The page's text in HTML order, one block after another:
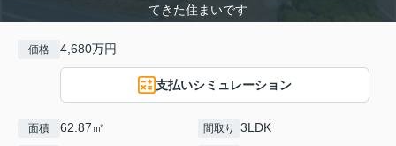
てきた住まいです
価格 4,680万円
支払いシミュレーション
面積 62.87㎡ 間取り 3LDK